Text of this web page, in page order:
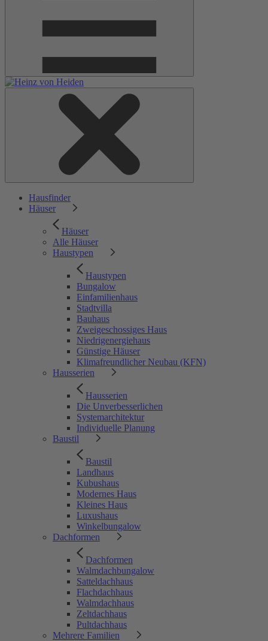
Hausfinder
Häuser
Häuser
Alle Häuser
Haustypen
Haustypen
Bungalow
Einfamilienhaus
Stadtvilla
Bauhaus
Zweigeschossiges Haus
Niedrigenergiehaus
Günstige Häuser
Klimafreundlicher Neubau (KFN)
Hausserien
Hausserien
Die Unverbesserlichen
Systemarchitektur
Individuelle Planung
Baustil
Baustil
Landhaus
Kubushaus
Modernes Haus
Kleines Haus
Luxushaus
Winkelbungalow
Dachformen
Dachformen
Walmdachbungalow
Satteldachhaus
Flachdachhaus
Walmdachhaus
Zeltdachhaus
Pultdachhaus
Mehrere Familien